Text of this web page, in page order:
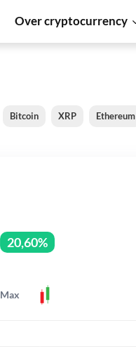
Over cryptocurrency
Bitcoin XRP Ethereum
20,60%
Max